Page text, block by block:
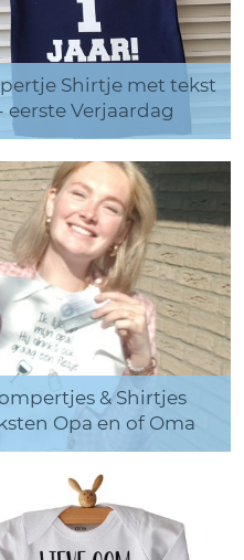
Shirtje met tekst
eerste Verjaardag
& Shirtjes
Opa en of Oma